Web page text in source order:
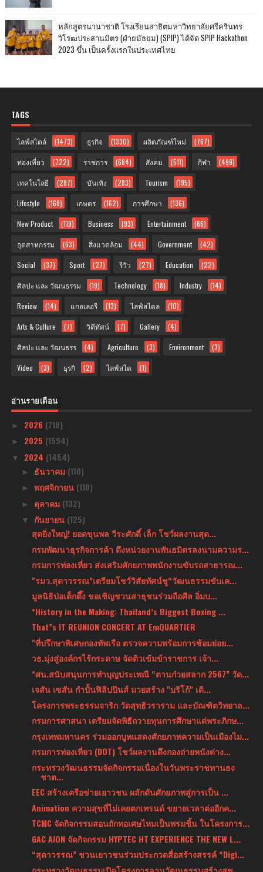
หลักสูตรนานาชาติ โรงเรียนสาธิตมหาวิทยาลัยศรีครินทร
วิโรฒประสานมิตร (ฝ่ายมัธยม) (SPIP) ได้จัด SPIP Hackathon
2023 ขึ้น เป็นครั้งแรกในประเทศไทย
TAGS
ไลฟ์สไตล์ (1473) ธุรกิจ (1330) ผลิตภัณฑ์ใหม่ (767)
ท่องเที่ยว (722) ราชการ (684) สังคม (511) กีฬา (499)
เทคโนโลยี (287) บันเทิง (283) Tourism (195)
Lifestyle (168) เกษตร (162) การศึกษา (136)
New Product (119) Business (93) Entertainment (66)
อุตสาหกรรม (63) สิ่งแวดล้อม (44) Government (42)
Social (37) Sport (27) รีวิว (27) Education (22)
ศิลปะ และ วัฒนธรรม (19) Technology (18) Industry (14)
Review (14) แกลเลอรี (13) ไลฟ์สไตล (10)
Arts & Culture (7) วิดีทัศน์ (7) Gallery (4)
ศิลปะ และ วัฒนธรร (4) Agriculture (3) Environment (3)
Video (3) ธุรกิ (2) ไลฟ์สไต (1)
อ่านรายเดือน
► 2026 (718)
► 2025 (1594)
▼ 2024 (1454)
► ธันวาคม (110)
► พฤศจิกายน (110)
► ตุลาคม (132)
▼ กันยายน (125)
สุดยิ่งใหญ่! ยอดขุนพล วีระศักดิ์ เล็ก โชว์ผลงานสุด...
กรมพัฒนาธุรกิจการค้า ดึงหน่วยงานพันธมิตรลงนามความร...
กรมการท่องเที่ยว ส่งเสริมศักยภาพพนักงานขับรถสาธารณ...
"รมว.สุดาวรรณ”เตรียมโชว์วิสัยทัศน์ชู“วัฒนธรรมขับเค...
มูลนิธิป่อเต็กตึ๊ง ขอเชิญชวนสาธุชนร่วมถือศีล อิ่มบ...
*History in the Making: Thailand’s Biggest Boxing ...
That”s IT REUNION CONCERT AT EmQUARTIER
"ที่ปรึกษาพิเศษกองทัพเรือ ตรวจความพร้อมการซ้อมย่อย...
วธ.มุ่งสู่องค์กรไร้กระดาษ จัดติวเข้มข้าราชการ เจ้า...
*ศน.สนับสนุนการทำบุญประเพณี “ตานก๋วยสลาก 2567” วัด...
เจสัน เซสัน กำปั้นฟิลิปปินส์ มวยสร้าง "บริโก้" เดิ...
โครงการพระธรรมจาริก วัดสุทธิวราราม และบัณฑิตวิทยาล...
กรมการศาสนา เตรียมจัดพิธีถวายทุนการศึกษาแด่พระภิกษ...
กรุงเทพมหานคร ร่วมออกบูทแสดงศักยภาพความเป็นเมืองไม...
กรมการท่องเที่ยว (DOT) โชว์ผลงานดึงกองถ่ายหนังต่าง...
กระทรวงวัฒนธรรมจัดกิจกรรมเนื่องในวันพระราชทานธง
ชาต...
EEC สร้างเครือข่ายเยาวชน ผลักดันศักยภาพสู่การเป็น ...
Animation ความสุขที่ไม่เคยตกเทรนด์ ขยายเวลาต่ออีกค...
TCMC จัดกิจกรรมสอนถักทอเศษไหมเป็นพรมชิ้น ในโครงการ...
GAC AION จัดกิจกรรม HYPTEC HT EXPERIENCE THE NEW L...
“สุดาวรรณ” ชวนเยาวชนร่วมประกวดสื่อสร้างสรรค์ “Digi...